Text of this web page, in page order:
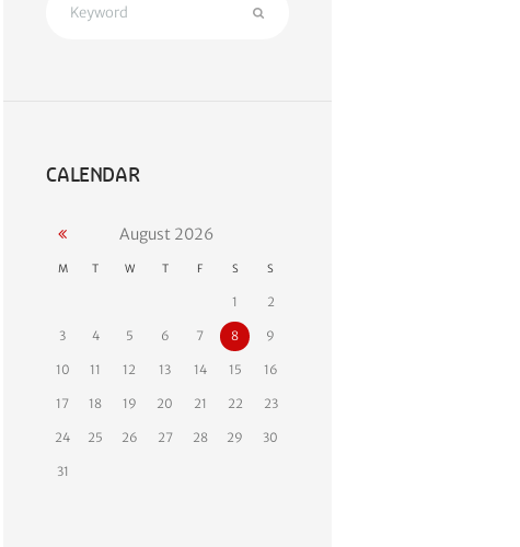
CALENDAR
August 2026
M T W T F S S
1 2
3 4 5 6 7 8 9
10 11 12 13 14 15 16
17 18 19 20 21 22 23
24 25 26 27 28 29 30
31